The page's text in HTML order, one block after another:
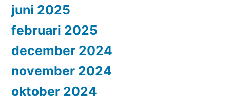
juni 2025
februari 2025
december 2024
november 2024
oktober 2024